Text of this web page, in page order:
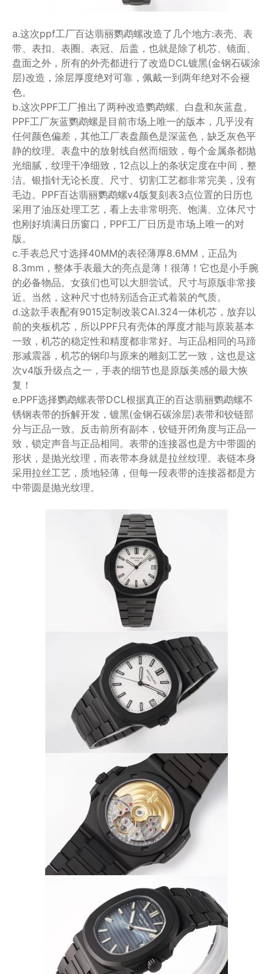
a.这次ppf工厂百达翡丽鹦鹉螺改造了几个地方:表壳、表
带、表扣、表圈、表冠、后盖，也就是除了机芯、镜面、
盘面之外，所有的外壳都进行了改造DCL镀黑(金钢石碳涂
层)改造，涂层厚度绝对可靠，佩戴一到两年绝对不会褪
色。
b.这次PPF工厂推出了两种改造鹦鹉螺、白盘和灰蓝盘。
PPF工厂灰蓝鹦鹉螺是目前市场上唯一的版本，几乎没有
任何颜色偏差，其他工厂表盘颜色是深蓝色，缺乏灰色平
静的纹理。表盘中的放射线自然而细致，每个金属条都抛
光细腻，纹理干净细致，12点以上的条状定度在中间，整
洁。银指针无论长度、尺寸、切割工艺都非常完美，没有
毛边。PPF百达翡丽鹦鹉螺v4版复刻表3点位置的日历也
采用了油压处理工艺，看上去非常明亮、饱满、立体尺寸
也刚好填满日历窗口，PPF工厂日历是市场上唯一的对
版。
c.手表总尺寸选择40MM的表径薄厚8.6MM，正品为
8.3mm，整体手表最大的亮点是薄！很薄！它也是小手腕
的必备物品。女孩们也可以大胆尝试。尺寸与原版非常接
近。当然，这种尺寸也特别适合正式着装的气质。
d.这款手表配有9015定制改装CAI.324一体机芯，放弃以
前的夹板机芯，所以PPF只有壳体的厚度才能与原装基本
一致，机芯的稳定性和精度都非常好。与正品相同的马蹄
形减震器，机芯的钢印与原来的雕刻工艺一致，这也是这
次v4版升级点之一，手表的细节也是原版美感的最大恢
复！
e.PPF选择鹦鹉螺表带DCL根据真正的百达翡丽鹦鹉螺不
锈钢表带的拆解开发，镀黑(金钢石碳涂层)表带和铰链部
分与正品一致。反击前所有副本，铰链开闭角度与正品一
致，锁定声音与正品相同。表带的连接器也是方中带圆的
形状，是抛光纹理，而表带本身就是拉丝纹理。表链本身
采用拉丝工艺，质地轻薄，但每一段表带的连接器都是方
中带圆是抛光纹理。